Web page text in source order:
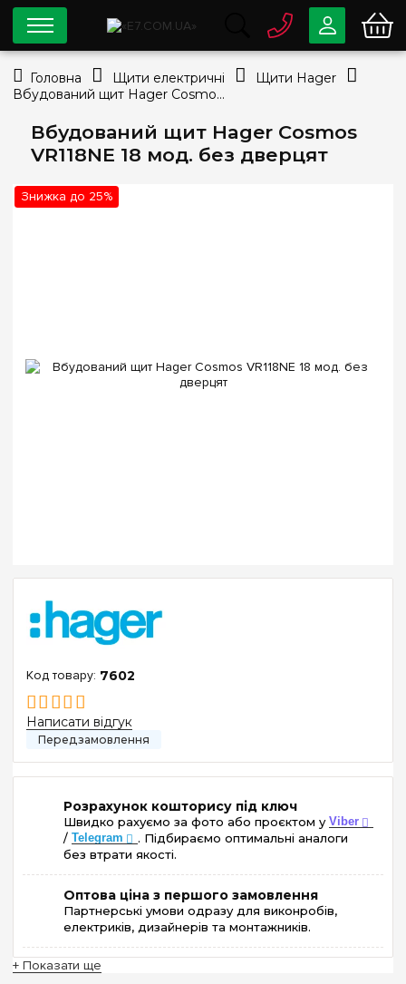
Вбудований щит Hager Cosmos
VR118NE 18 мод. без дверцят
Знижка до 25%
7602
Написати відгук
Розрахунок кошторису під ключ
Швидко рахуємо за фото або проєктом у Viber
/ Telegram
. Підбираємо оптимальні аналоги
без втрати якості.
Оптова ціна з першого замовлення
Партнерські умови одразу для виконробів,
електриків, дизайнерів та монтажників.
+ Показати ще
0 800 33-63-07
Безкоштовно
info@e7.com.ua
044334-79-78
Viber Telegram
Головна Щити електричні
Щити Hager
Вбудований щит Hager Cosmos VR118NE 18 мод. без дверцят